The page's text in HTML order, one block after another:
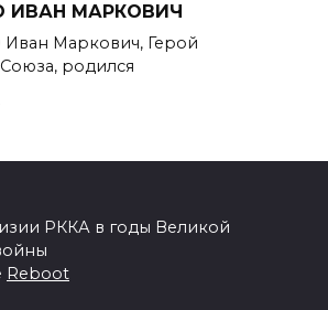
ИВАН МАРКОВИЧ
Маркович, Герой
родился
РККА в годы Великой
Reboot